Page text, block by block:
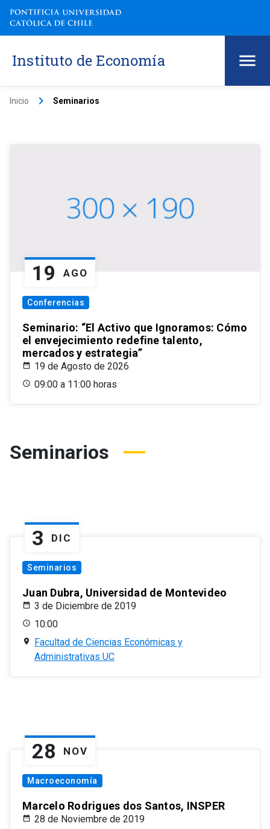
Instituto de Economía
Inicio keyboard_arrow_right Seminarios
19 AGO
Conferencias
Seminario: “El Activo que Ignoramos: Cómo
el envejecimiento redefine talento,
mercados y estrategia”
19 de Agosto de 2026
09:00 a 11:00 horas
Seminarios
3 DIC
Seminarios
Juan Dubra, Universidad de Montevideo
3 de Diciembre de 2019
10:00
Facultad de Ciencias Económicas y
Administrativas UC
28 NOV
Macroeconomía
Marcelo Rodrigues dos Santos, INSPER
28 de Noviembre de 2019